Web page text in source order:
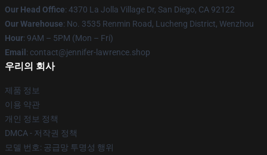
Our Head Office: 4370 La Jolla Village Dr, San Diego, CA 92122
Our Warehouse: No. 3535 Renmin Road, Lucheng District, Wenzhou
Hour: 9AM – 5PM (Mon – Fri)
Email : contact@jennifer-lawrence.shop
우리의 회사
제품 정보
이용 약관
개인 정보 정책
DMCA - 저작권 정책
모델 번호: 공급망 투명성 행위